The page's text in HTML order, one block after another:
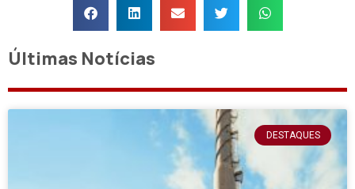
Últimas Notícias
DESTAQUES